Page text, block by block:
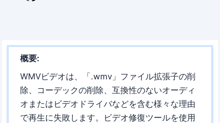
概要:
WMVビデオは、「.wmv」ファイル拡張子の削
除、コーデックの削除、互換性のないオーディ
オまたはビデオドライバなどを含む様々な理由
で再生に失敗します。ビデオ修復ツールを使用